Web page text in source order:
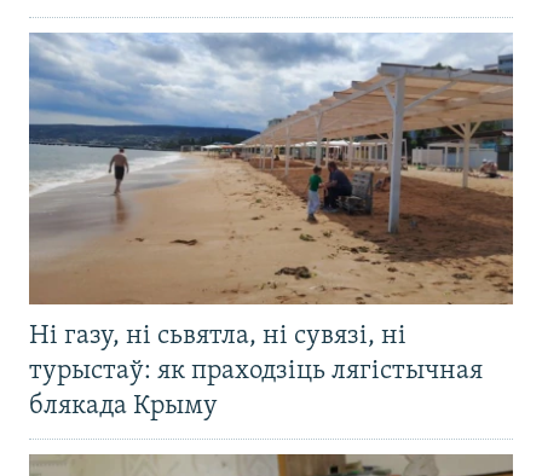
Ні газу, ні сьвятла, ні сувязі, ні
турыстаў: як праходзіць лягістычная
блякада Крыму